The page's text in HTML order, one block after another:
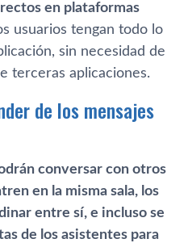
en plataformas
usuarios tengan todo lo
sin necesidad de
terceras aplicaciones.
de los mensajes
conversar con otros
en la misma sala, los
entre sí, e incluso se
de los asistentes para